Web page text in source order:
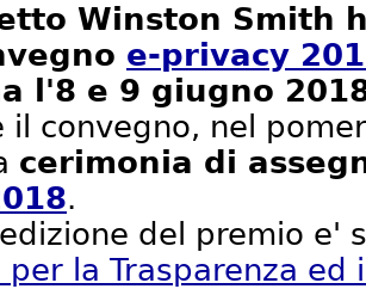
Winston Smith
e-privacy
l'8 e 9 giugno
il convegno, nel
cerimonia di
.
del premio e'
per la Trasparenza